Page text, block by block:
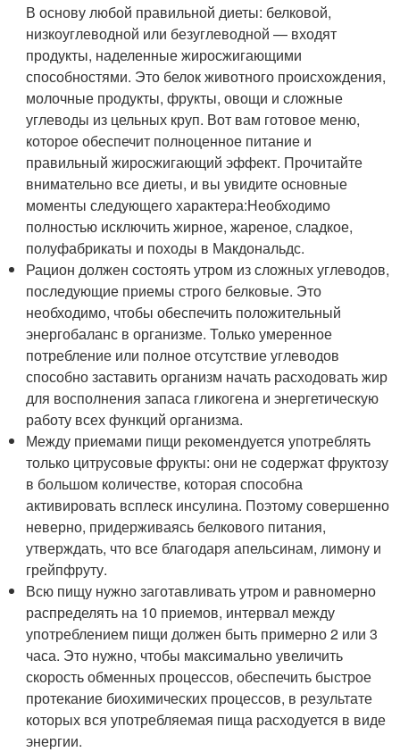
В основу любой правильной диеты: белковой,
низкоуглеводной или безуглеводной — входят
продукты, наделенные жиросжигающими
способностями. Это белок животного происхождения,
молочные продукты, фрукты, овощи и сложные
углеводы из цельных круп. Вот вам готовое меню,
которое обеспечит полноценное питание и
правильный жиросжигающий эффект. Прочитайте
внимательно все диеты, и вы увидите основные
моменты следующего характера:Необходимо
полностью исключить жирное, жареное, сладкое,
полуфабрикаты и походы в Макдональдс.
Рацион должен состоять утром из сложных углеводов,
последующие приемы строго белковые. Это
необходимо, чтобы обеспечить положительный
энергобаланс в организме. Только умеренное
потребление или полное отсутствие углеводов
способно заставить организм начать расходовать жир
для восполнения запаса гликогена и энергетическую
работу всех функций организма.
Между приемами пищи рекомендуется употреблять
только цитрусовые фрукты: они не содержат фруктозу
в большом количестве, которая способна
активировать всплеск инсулина. Поэтому совершенно
неверно, придерживаясь белкового питания,
утверждать, что все благодаря апельсинам, лимону и
грейпфруту.
Всю пищу нужно заготавливать утром и равномерно
распределять на 10 приемов, интервал между
употреблением пищи должен быть примерно 2 или 3
часа. Это нужно, чтобы максимально увеличить
скорость обменных процессов, обеспечить быстрое
протекание биохимических процессов, в результате
которых вся употребляемая пища расходуется в виде
энергии.